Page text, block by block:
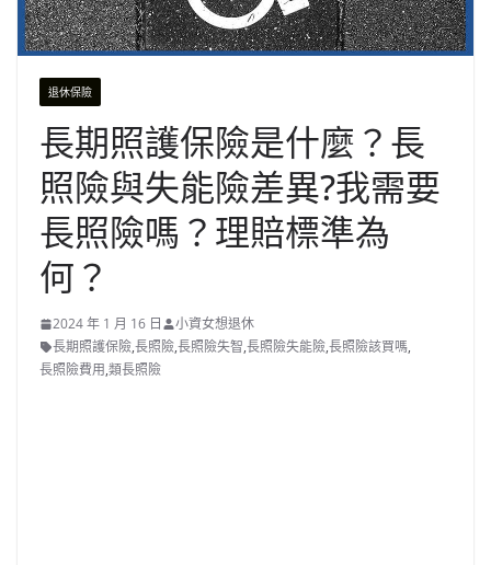
退休保險
長期照護保險是什麼？長
照險與失能險差異?我需要
長照險嗎？理賠標準為
何？
2024 年 1 月 16 日
小資女想退休
長期照護保險,長照險,長照險失智,長照險失能險,長照險該買嗎,
長照險費用,類長照險